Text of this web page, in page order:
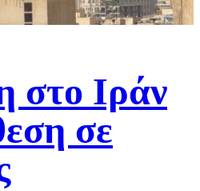
στο Ιράν
σε